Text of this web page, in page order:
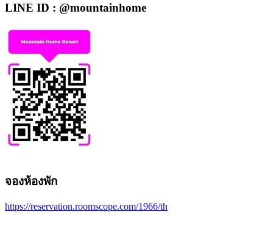
LINE ID : @mountainhome
จองห้องพัก
https://reservation.roomscope.com/1966/th